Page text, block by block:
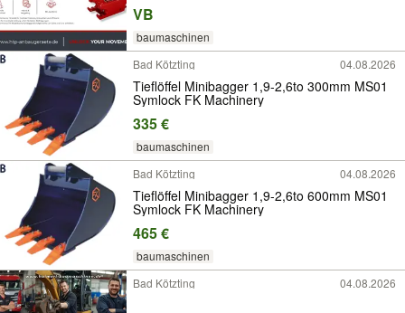
VB
baumaschinen
Bad Kötzting
04.08.2026
Tieflöffel Minibagger 1,9-2,6to 300mm MS01
Symlock FK Machinery
335 €
baumaschinen
Bad Kötzting
04.08.2026
Tieflöffel Minibagger 1,9-2,6to 600mm MS01
Symlock FK Machinery
465 €
baumaschinen
Bad Kötzting
04.08.2026